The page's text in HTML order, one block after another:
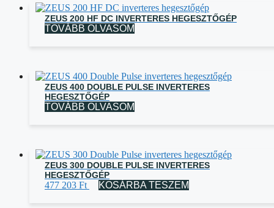
ZEUS 200 HF DC INVERTERES HEGESZTŐGÉP
TOVÁBB OLVASOM
ZEUS 400 DOUBLE PULSE INVERTERES
HEGESZTŐGÉP
TOVÁBB OLVASOM
ZEUS 300 DOUBLE PULSE INVERTERES
HEGESZTŐGÉP
477 203 Ft KOSÁRBA TESZEM